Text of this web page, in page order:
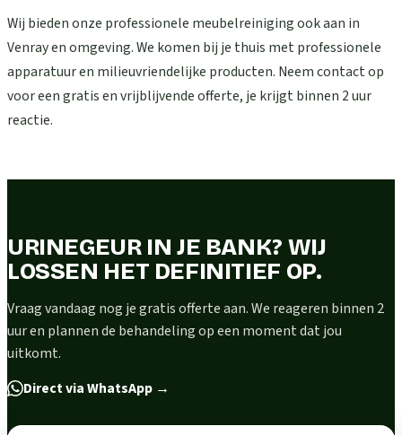
Wij bieden onze professionele meubelreiniging ook aan in
Venray en omgeving. We komen bij je thuis met professionele
apparatuur en milieuvriendelijke producten. Neem contact op
voor een gratis en vrijblijvende offerte, je krijgt binnen 2 uur
reactie.
URINEGEUR IN JE BANK? WIJ
LOSSEN HET DEFINITIEF OP.
Vraag vandaag nog je gratis offerte aan. We reageren binnen 2
uur en plannen de behandeling op een moment dat jou
uitkomt.
Direct via WhatsApp →